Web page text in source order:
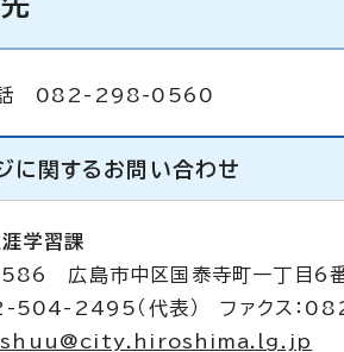
話 082-298-0560
に関する お問い合わせ
学習課
広島市中区国泰寺町一丁目
504-2495（代表） ファクス：